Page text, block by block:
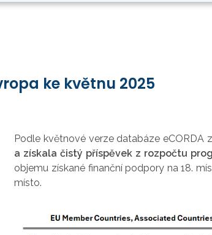
ke květnu 2025
Podle květnové verze databáze eCORDA
a získala čistý příspěvek z rozpočtu
objemu získané finanční podpory na 18.
místo.